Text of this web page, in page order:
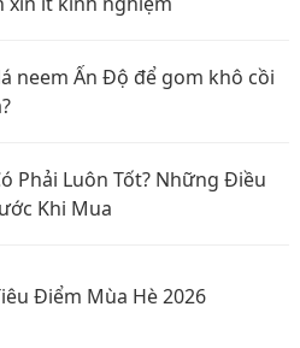
neem Ấn Độ để gom khô cồi
Phải Luôn Tốt? Những Điều
Khi Mua
Điểm Mùa Hè 2026